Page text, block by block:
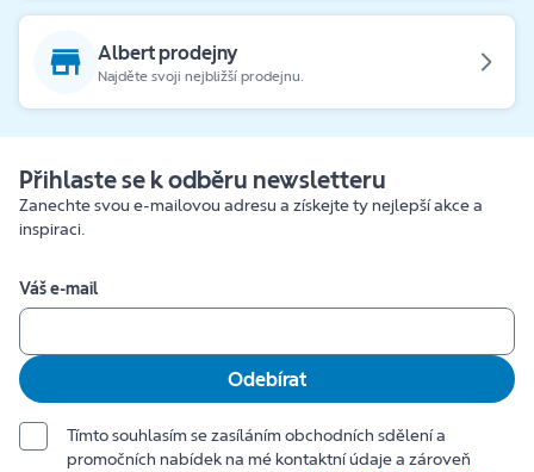
Albert prodejny
Najděte svoji nejbližší prodejnu.
Přihlaste se k odběru newsletteru
Zanechte svou e-mailovou adresu a získejte ty nejlepší akce a
inspiraci.
Váš e-mail
Odebírat
Tímto souhlasím se zasíláním obchodních sdělení a
promočních nabídek na mé kontaktní údaje a zároveň